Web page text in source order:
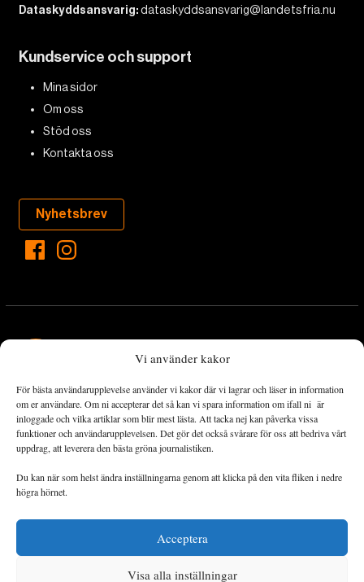
Vi använder kakor
För bästa användarupplevelse använder vi kakor där vi lagrar och läser in information
om er användare. Om ni accepterar det så kan vi spara information om ifall ni är
inloggade och vilka artiklar som blir mest lästa. Att tacka nej kan påverka vissa
funktioner och användarupplevelsen. Det gör det också svårare för oss att bedriva vårt
uppdrag, att leverera den bästa gröna journalistiken.
Du kan när som helst ändra inställningarna genom att klicka på den vita fliken i nedre
högra hörnet.
Acceptera
Visa alla inställningar
Dataskyddsansvarig:dataskyddsansvarig@landetsfria.nu
Kundservice och support
Mina sidor
Om oss
Stöd oss
Kontakta oss
Nyhetsbrev
Landets Fria Tidning är en nyhetstidning med bred bevakning av
det viktigaste som händer lokalt och globalt och med fokus på
omställningsrörelsen. En omställning till ett hållbart samhälle går
både via starka och lika rättigheter för alla människor, minskade
ekonomiska och sociala klyftor, samt utrymme för allt levande att
utvecklas och frodas.